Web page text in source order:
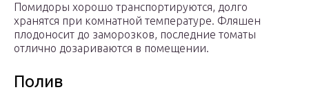
Помидоры хорошо транспортируются, долго
хранятся при комнатной температуре. Фляшен
плодоносит до заморозков, последние томаты
отлично дозариваются в помещении.
Полив